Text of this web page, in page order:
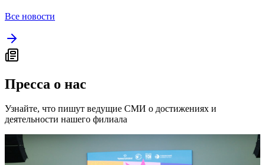
Все новости
Пресса о нас
Узнайте, что пишут ведущие СМИ о достижениях и
деятельности нашего филиала